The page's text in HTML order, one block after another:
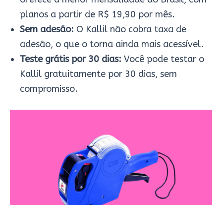
planos a partir de R$ 19,90 por mês.
Sem adesão: O Kallil não cobra taxa de
adesão, o que o torna ainda mais acessível.
Teste grátis por 30 dias: Você pode testar o
Kallil gratuitamente por 30 dias, sem
compromisso.